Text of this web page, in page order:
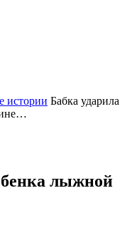
истории Бабка ударила
лыжной